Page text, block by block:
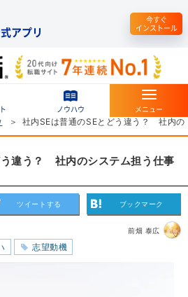
アプリ
今すぐ
インストール
ノウハウ
メニュー
社内SEは普通のSEとどう違う？ 社内の
違う？ 社内のシステム担う仕事
ツイートする ブックマーク
前畑 泰広
志望動機